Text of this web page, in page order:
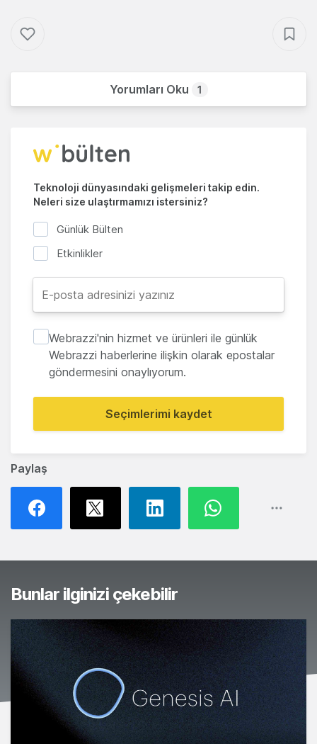
Paylaş
Yorumları Oku 1
Teknoloji dünyasındaki gelişmeleri takip edin.
Neleri size ulaştırmamızı istersiniz?
Günlük Bülten
Etkinlikler
Webrazzi'nin hizmet ve ürünleri ile günlük
Webrazzi haberlerine ilişkin olarak epostalar
göndermesini onaylıyorum.
Seçimlerimi kaydet
Bunlar ilginizi çekebilir